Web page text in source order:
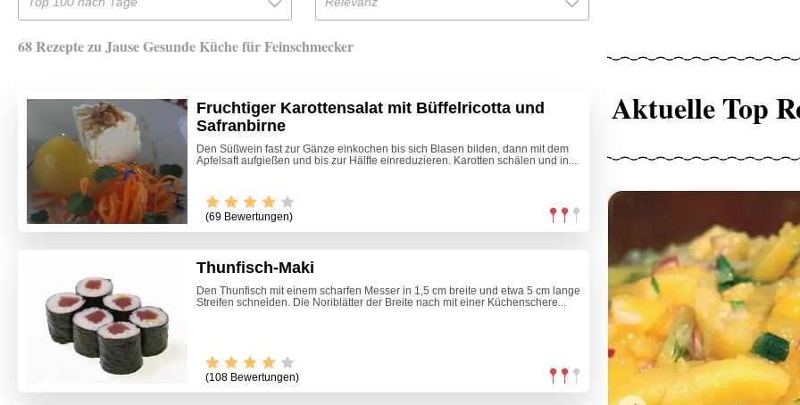
68 Rezepte zu Jause Gesunde Küche für Feinschmecker
Fruchtiger Karottensalat mit Büffelricotta und
Safranbirne
Den Süßwein fast zur Gänze einkochen bis sich Blasen bilden, dann mit dem
Apfelsaft aufgießen und bis zur Hälfte einreduzieren. Karotten schälen und in...
(69 Bewertungen)
Thunfisch-Maki
Den Thunfisch mit einem scharfen Messer in 1,5 cm breite und etwa 5 cm lange
Streifen schneiden. Die Noriblätter der Breite nach mit einer Küchenschere...
(108 Bewertungen)
Aktuelle Top